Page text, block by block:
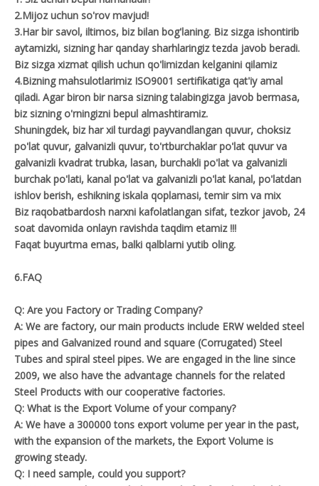
2.Mijoz uchun so'rov mavjud!
3.Har bir savol, iltimos, biz bilan bog'laning. Biz sizga ishontirib
aytamizki, sizning har qanday sharhlaringiz tezda javob beradi.
Biz sizga xizmat qilish uchun qo'limizdan kelganini qilamiz
4.Bizning mahsulotlarimiz ISO9001 sertifikatiga qat'iy amal
qiladi. Agar biron bir narsa sizning talabingizga javob bermasa,
biz sizning o'rningizni bepul almashtiramiz.
Shuningdek, biz har xil turdagi payvandlangan quvur, choksiz
po'lat quvur, galvanizli quvur, to'rtburchaklar po'lat quvur va
galvanizli kvadrat trubka, lasan, burchakli po'lat va galvanizli
burchak po'lati, kanal po'lat va galvanizli po'lat kanal, po'latdan
ishlov berish, eshikning iskala qoplamasi, temir sim va mix
Biz raqobatbardosh narxni kafolatlangan sifat, tezkor javob, 24
soat davomida onlayn ravishda taqdim etamiz !!!
Faqat buyurtma emas, balki qalblarni yutib oling.
6.FAQ
Q: Are you Factory or Trading Company?
A: We are factory, our main products include ERW welded steel
pipes and Galvanized round and square (Corrugated) Steel
Tubes and spiral steel pipes. We are engaged in the line since
2009, we also have the advantage channels for the related
Steel Products with our cooperative factories.
Q: What is the Export Volume of your company?
A: We have a 300000 tons export volume per year in the past,
with the expansion of the markets, the Export Volume is
growing steady.
Q: I need sample, could you support?